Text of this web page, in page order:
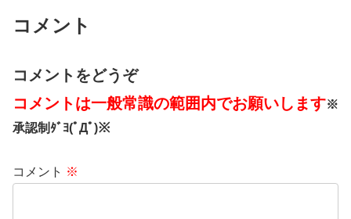
コメント
コメントをどうぞ
コメントは一般常識の範囲内でお願いします※
承認制ﾀﾞﾖ(ﾟДﾟ)※
コメント ※